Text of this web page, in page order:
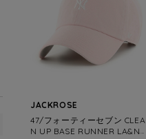
JACKROSE
47/フォーティーセブン CLEA
N UP BASE RUNNER LA&NY